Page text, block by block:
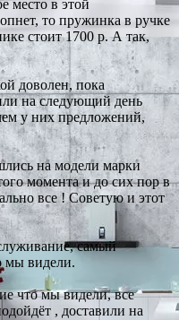
место в этой
то пружинка в ручке
стоит 1700 р. А так,
доволен, пока
на следующий день
у них предложений,
на модели марки
момента и до сих пор в
все ! Советую и этот
самый
мы видели.
что мы видели, все
, доставили на